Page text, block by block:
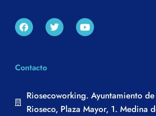
Contacto
Riosecoworking. Ayuntamiento
Rioseco, Plaza Mayor, 1. Medina